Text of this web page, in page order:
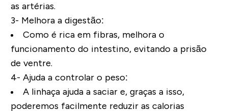
as artérias.
3- Melhora a digestão:
Como é rica em fibras, melhora o
funcionamento do intestino, evitando a prisão
de ventre.
4- Ajuda a controlar o peso:
A linhaça ajuda a saciar e, graças a isso,
poderemos facilmente reduzir as calorias